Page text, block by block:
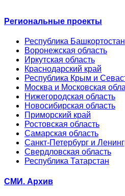
Региональные проекты
Республика Башкортостан
Воронежская область
Иркутская область
Краснодарский край
Республика Крым и
Москва и Московская
Нижегородская область
Новосибирская область
Приморский край
Ростовская область
Самарская область
Санкт-Петербург и
Свердловская область
Республика Татарстан
СМИ. Архив